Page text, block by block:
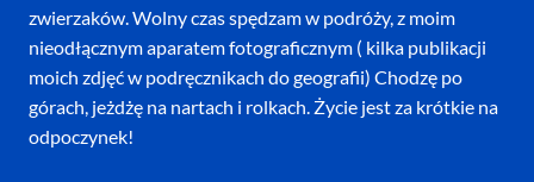
zwierzaków. Wolny czas spędzam w podróży, z moim
nieodłącznym aparatem fotograficznym ( kilka publikacji
moich zdjęć w podręcznikach do geografii) Chodzę po
górach, jeżdżę na nartach i rolkach. Życie jest za krótkie na
odpoczynek!